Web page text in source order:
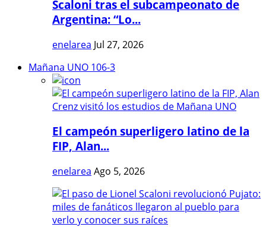
Scaloni tras el subcampeonato de
Argentina: “Lo...
enelarea Jul 27, 2026
Mañana UNO 106-3
El campeón superligero latino de la
FIP, Alan...
enelarea Ago 5, 2026